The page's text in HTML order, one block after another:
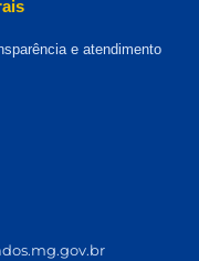
e atendimento